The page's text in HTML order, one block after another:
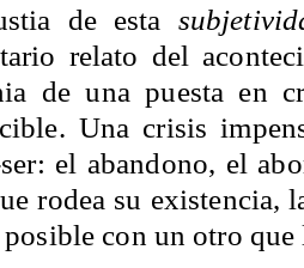
de esta
relato del
de una puesta en
Una crisis
el abandono, el
rodea su existencia,
con un otro